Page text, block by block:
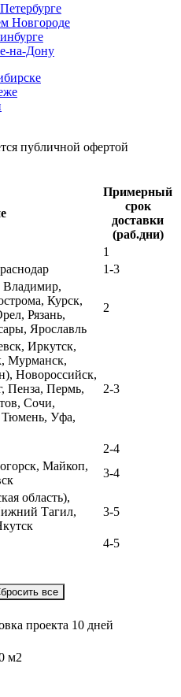
Новгороде
на-Дону
публичной офертой
Примерный
срок
доставки
(раб.дни)
1
1-3
Владимир,
Курск,
Рязань,
Ярославль
2
Иркутск,
Мурманск,
Новороссийск,
Пенза, Пермь,
Сочи,
Тюмень, Уфа,
2-3
2-4
Майкоп,
3-4
область),
Тагил,
3-5
4-5
все
проекта 10 дней
м2